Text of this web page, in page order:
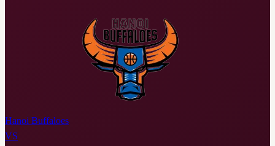
Hanoi Buffaloes
VS